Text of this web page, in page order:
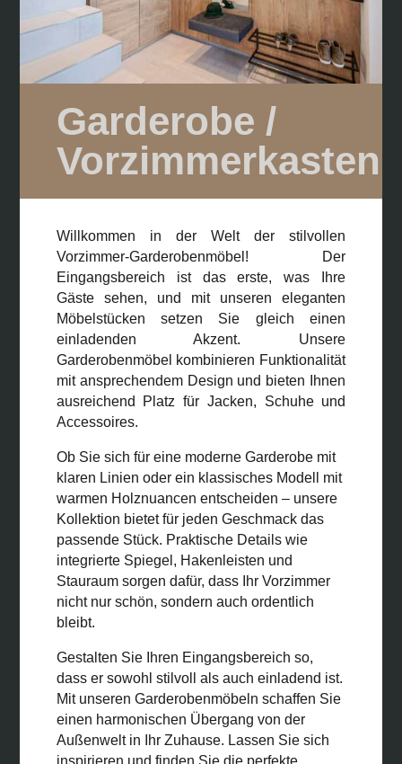
Garderobe /
Vorzimmerkasten
Willkommen in der Welt der stilvollen
Vorzimmer-Garderobenmöbel! Der
Eingangsbereich ist das erste, was Ihre
Gäste sehen, und mit unseren eleganten
Möbelstücken setzen Sie gleich einen
einladenden Akzent. Unsere
Garderobenmöbel kombinieren Funktionalität
mit ansprechendem Design und bieten Ihnen
ausreichend Platz für Jacken, Schuhe und
Accessoires.
Ob Sie sich für eine moderne Garderobe mit
klaren Linien oder ein klassisches Modell mit
warmen Holznuancen entscheiden – unsere
Kollektion bietet für jeden Geschmack das
passende Stück. Praktische Details wie
integrierte Spiegel, Hakenleisten und
Stauraum sorgen dafür, dass Ihr Vorzimmer
nicht nur schön, sondern auch ordentlich
bleibt.
Gestalten Sie Ihren Eingangsbereich so,
dass er sowohl stilvoll als auch einladend ist.
Mit unseren Garderobenmöbeln schaffen Sie
einen harmonischen Übergang von der
Außenwelt in Ihr Zuhause. Lassen Sie sich
inspirieren und finden Sie die perfekte